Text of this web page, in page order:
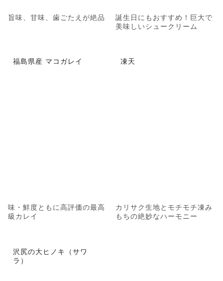
旨味、甘味、歯ごたえが絶品
誕生日にもおすすめ！巨大で
美味しいシュークリーム
福島県産 マコガレイ
味・鮮度ともに高評価の最高
級カレイ
凍天
カリサク生地とモチモチ凍み
もちの絶妙なハーモニー
沢尻の大ヒノキ（サワ
ラ）